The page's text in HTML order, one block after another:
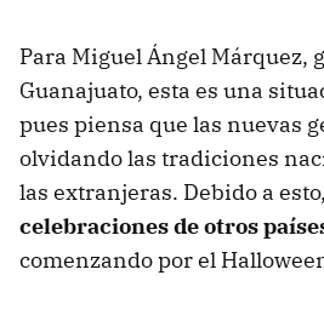
Para Miguel Ángel Márquez,
Guanajuato, esta es una
pues piensa que las nuevas
olvidando las tradiciones
las extranjeras. Debido a esto,
celebraciones de otros
comenzando por el